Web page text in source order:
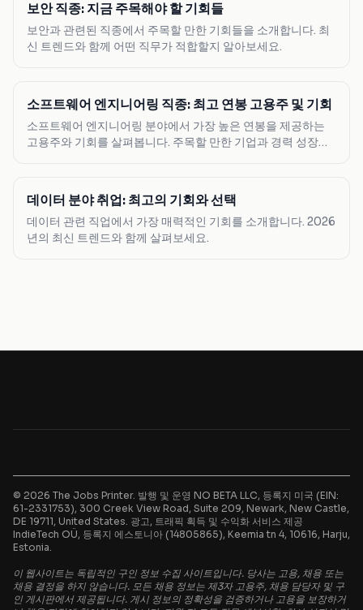
보안 직종: 지금 주목해야 할 기회들
보안과 관련된 직종에서 주목할 만한 기회들을 소개합니다. 최
신 트렌드와 함께 어떤 직무가 적합할지 알아보세요.
소프트웨어 엔지니어링 직종: 최고 연봉 고용주 및 기회
소프트웨어 엔지니어링 분야에서 가장 높은 연봉을 제공하는
고용주와 기회를 살펴봅니다. 주목할 만한 기업과 경력 성장의
데이터 분야 취업: 최고의 기회와 선택
데이터 관련 직업에서 가장 매력적인 기회를 소개합니다. 2026
년의 최신 트렌드와 함께 살펴보세요.
© 2026 The Jobs Printer. 발행 및 운영 NO BETA LLC, 등록지 미국 (EIN:
61-2331753), 300 Creek View Road, Suite 209, Newark, New Castle,
DE 19711, United States. 광고, 트래픽 획득 및 수익화 서비스 제공
IndieTech OÜ, 등록지 에스토니아 (14805865), Keemia tn 4, 10616, Harju,
Estonia.
이 웹사이트는 독립적인 구인 정보 수집 사이트입니다. 당사는 고용, 채용 또는
채용 결정을 하지 않습니다. 모든 채용 정보는 제3자 고용주, 채용 담당자 및 구
인 게시판에서 제공됩니다. 게시 정보의 정확성을 검증하거나 고용을 보장하거